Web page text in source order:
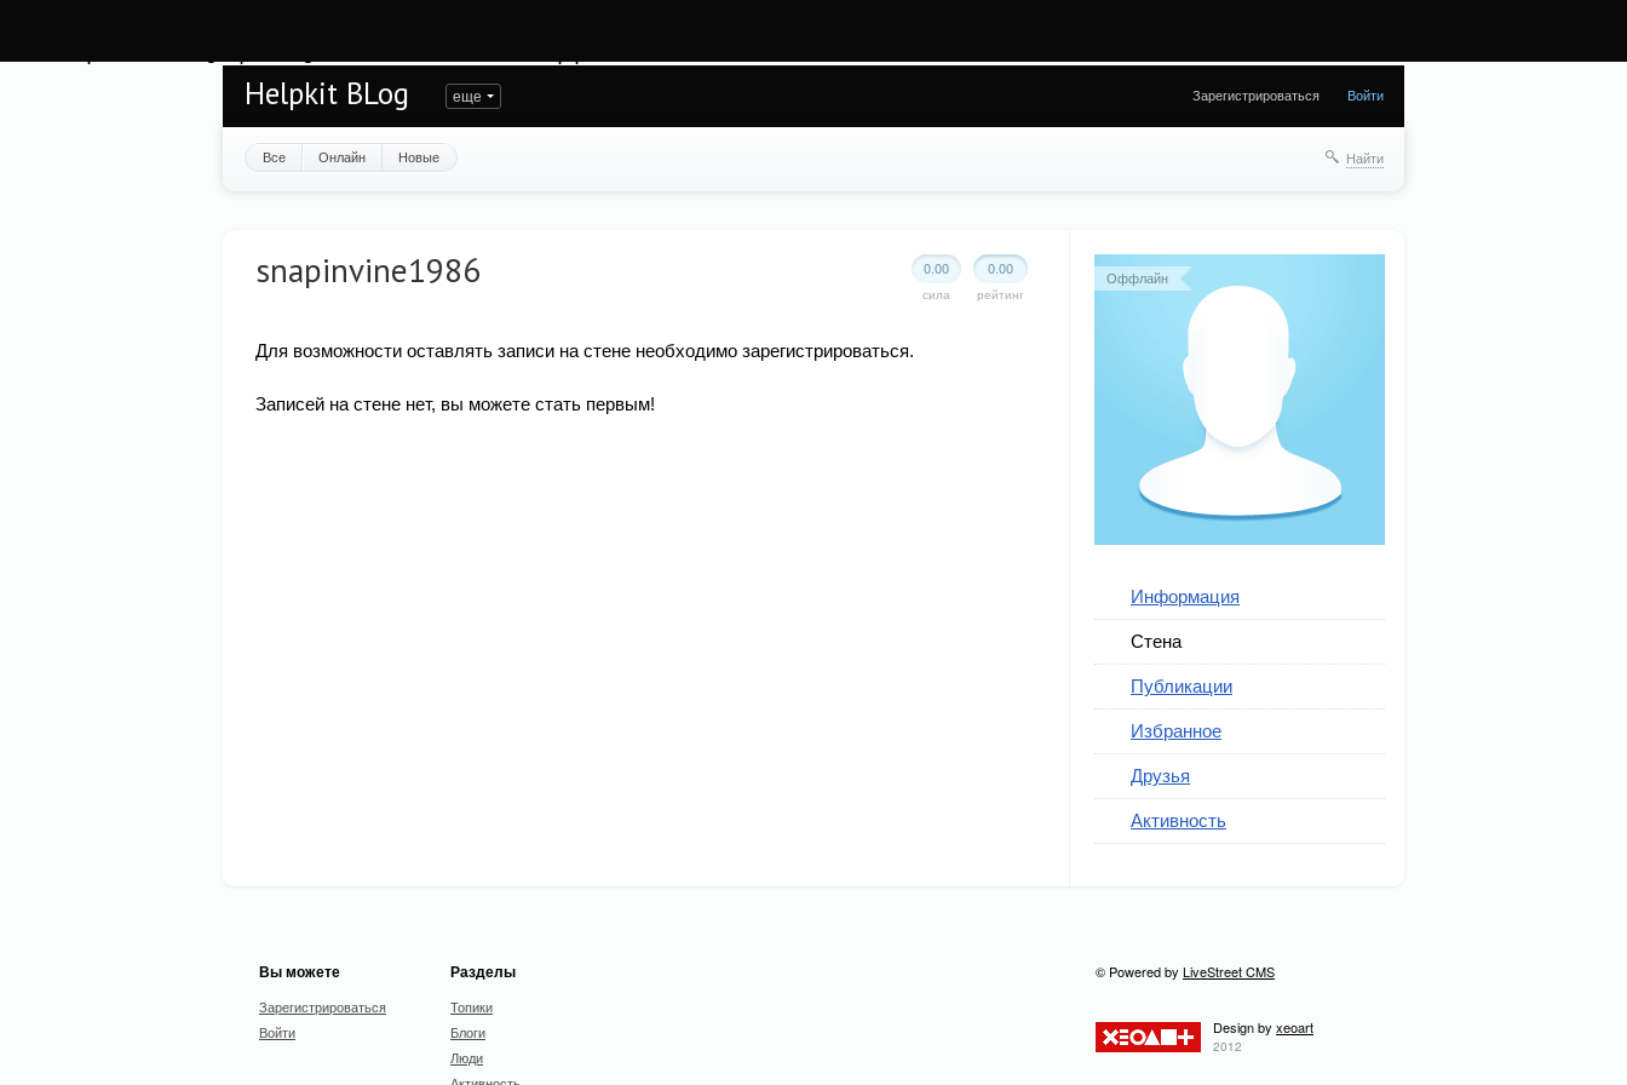
Helpkit BLog еще Зарегистрироваться Войти
Все Онлайн Новые Найти
Оффлайн
Информация
Стена
Публикации
Избранное
Друзья
Активность
0.00
рейтинг
0.00
сила
snapinvine1986
Для возможности оставлять записи на стене необходимо зарегистрироваться.
Записей на стене нет, вы можете стать первым!
Вы можете
Зарегистрироваться
Войти
Разделы
Топики
Блоги
Люди
© Powered by LiveStreet CMS
Design by xeoart
2012